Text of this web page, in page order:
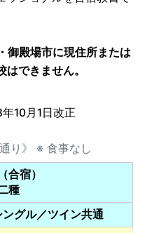
御殿場市に現住所または
できません。
10月1日改正
り》 ※ 食事なし
合宿）
種
ングル／ツイン共通